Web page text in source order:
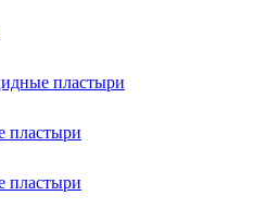
пластыри
пластыри
пластыри